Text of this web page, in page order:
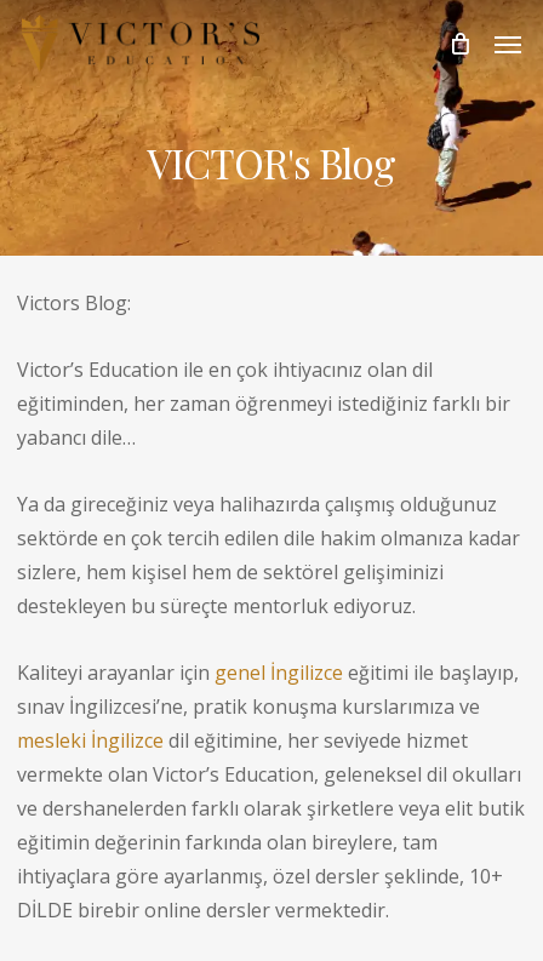
Skip
to
main
content
VICTOR's Blog
Victors Blog:
Victor’s Education ile en çok ihtiyacınız olan dil
eğitiminden, her zaman öğrenmeyi istediğiniz farklı bir
yabancı dile…
Ya da gireceğiniz veya halihazırda çalışmış olduğunuz
sektörde en çok tercih edilen dile hakim olmanıza kadar
sizlere, hem kişisel hem de sektörel gelişiminizi
destekleyen bu süreçte mentorluk ediyoruz.
Kaliteyi arayanlar için genel İngilizce eğitimi ile başlayıp,
sınav İngilizcesi’ne, pratik konuşma kurslarımıza ve
mesleki İngilizce dil eğitimine, her seviyede hizmet
vermekte olan Victor’s Education, geleneksel dil okulları
ve dershanelerden farklı olarak şirketlere veya elit butik
eğitimin değerinin farkında olan bireylere, tam
ihtiyaçlara göre ayarlanmış, özel dersler şeklinde, 10+
DİLDE birebir online dersler vermektedir.